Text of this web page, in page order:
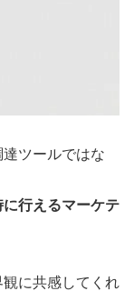
ツールではな
に行えるマーケテ
に共感してくれ